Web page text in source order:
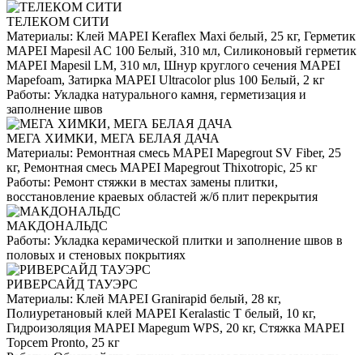
ТЕЛЕКОМ СИТИ
Материалы: Клей MAPEI Keraflex Maxi белый, 25 кг, Герметик
MAPEI Mapesil AC 100 Белый, 310 мл, Силиконовый герметик
MAPEI Mapesil LM, 310 мл, Шнур круглого сечения MAPEI
Mapefoam, Затирка MAPEI Ultracolor plus 100 Белый, 2 кг
Работы: Укладка натурального камня, герметизация и
заполнение швов
МЕГА ХИМКИ, МЕГА БЕЛАЯ ДАЧА
Материалы: Ремонтная смесь MAPEI Mapegrout SV Fiber, 25
кг, Ремонтная смесь MAPEI Mapegrout Thixotropic, 25 кг
Работы: Ремонт стяжки в местах замены плитки,
восстановление краевых областей ж/б плит перекрытия
МАКДОНАЛЬДС
Работы: Укладка керамической плитки и заполнение швов в
половых и стеновых покрытиях
РИВЕРСАЙД ТАУЭРС
Материалы: Клей MAPEI Granirapid белый, 28 кг,
Полиуретановый клей MAPEI Keralastic T белый, 10 кг,
Гидроизоляция MAPEI Mapegum WPS, 20 кг, Стяжка MAPEI
Topcem Pronto, 25 кг